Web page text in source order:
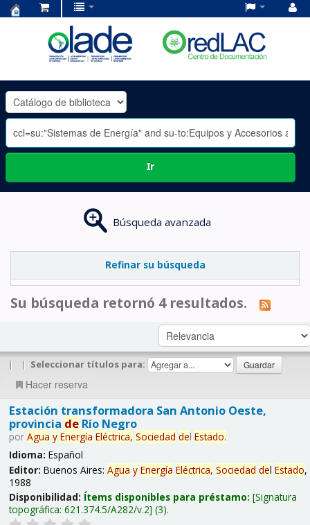
OLADE
-
Ir
Búsqueda avanzada
Refinar su búsqueda
Su búsqueda retornó 4 resultados.
| | Seleccionar títulos para:
Hacer reserva
Estación transformadora San Antonio Oeste,
provincia deRío Negro
por Agua y Energía Eléctrica, Sociedad del Estado.
Idioma: Español
Editor: Buenos Aires: Agua y Energía Eléctrica, Sociedad del Estado,
1988
Disponibilidad: Ítems disponibles para préstamo: Signatura
topográfica: 621.374.5/A282/v.2 (3).